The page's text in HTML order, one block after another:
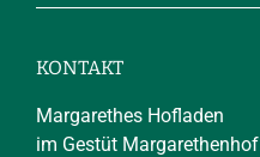
KONTAKT
Margarethes Hofladen
im Gestüt Margarethenhof